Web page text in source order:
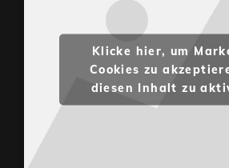
Klicke hier, um
Cookies zu
diesen Inhalt zu